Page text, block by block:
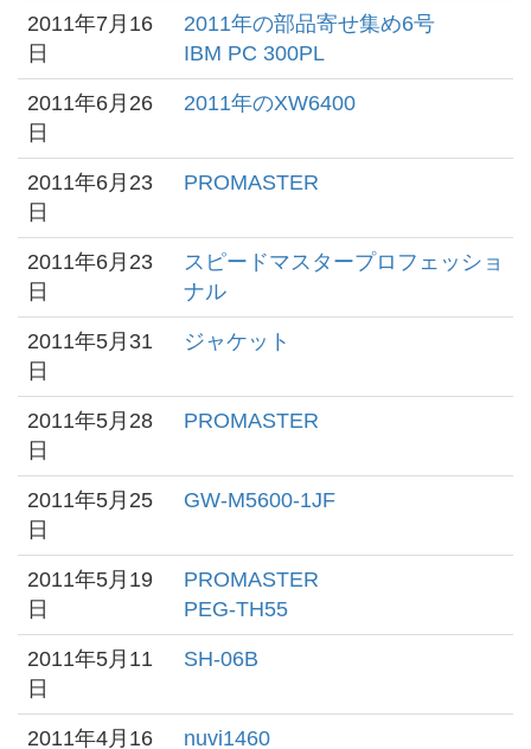
2011年7月16
日
2011年の部品寄せ集め6号
IBM PC 300PL
2011年6月26
日
2011年のXW6400
2011年6月23
日
PROMASTER
2011年6月23
日
スピードマスタープロフェッショ
ナル
2011年5月31
日
ジャケット
2011年5月28
日
PROMASTER
2011年5月25
日
GW-M5600-1JF
2011年5月19
日
PROMASTER
PEG-TH55
2011年5月11
日
SH-06B
2011年4月16 nuvi1460